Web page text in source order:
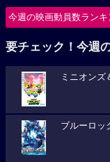
今週の映画動員数ランキ
要チェック！今週
ミニオンズ
ブルーロッ